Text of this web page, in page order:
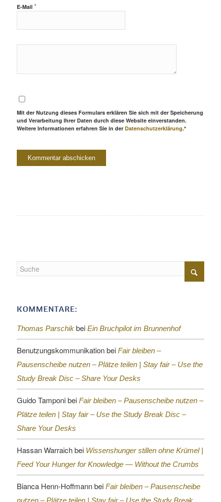
E-Mail *
Mit der Nutzung dieses Formulars erklären Sie sich mit der Speicherung
und Verarbeitung Ihrer Daten durch diese Website einverstanden.
Weitere Informationen erfahren Sie in der Datenschutzerklärung.*
KOMMENTARE:
Thomas Parschikbei Ein Bruchpilot im Brunnenhof
Benutzungskommunikationbei Fair bleiben –
Pausenscheibe nutzen – Plätze teilen | Stay fair – Use the
Study Break Disc – Share Your Desks
Guido Tamponibei Fair bleiben – Pausenscheibe nutzen –
Plätze teilen | Stay fair – Use the Study Break Disc –
Share Your Desks
Hassan Warraichbei Wissenshunger stillen ohne Krümel |
Feed Your Hunger for Knowledge — Without the Crumbs
Bianca Henn-Hoffmannbei Fair bleiben – Pausenscheibe
nutzen – Plätze teilen | Stay fair – Use the Study Break